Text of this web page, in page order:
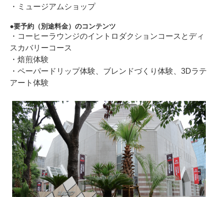
・ミュージアムショップ
要予約（別途料金）のコンテンツ
・コーヒーラウンジのイントロダクションコースとディ
スカバリーコース
・焙煎体験
・ペーパードリップ体験、ブレンドづくり体験、3Dラテ
アート体験